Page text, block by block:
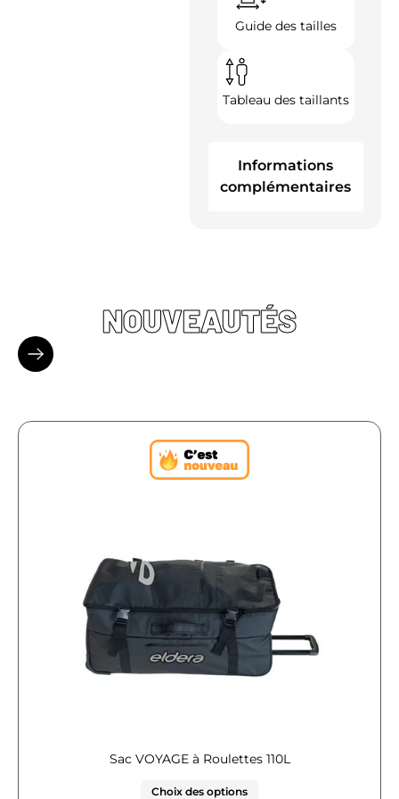
Informations
complémentaires
Guide des tailles
Tableau des taillants
NOUVEAUTÉS
Sac VOYAGE à Roulettes 110L
Choix des options